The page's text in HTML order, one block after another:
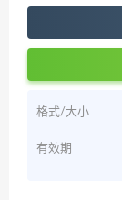
格式/大小
有效期